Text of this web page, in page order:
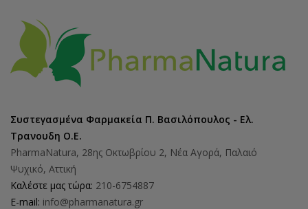
Συστεγασμένα Φαρμακεία Π. Βασιλόπουλος - Ελ.
Τρανουδη Ο.Ε.
PharmaNatura, 28ης Οκτωβρίου 2, Νέα Αγορά, Παλαιό
Ψυχικό, Αττική
Καλέστε μας τώρα: 210-6754887
E-mail: info@pharmanatura.gr